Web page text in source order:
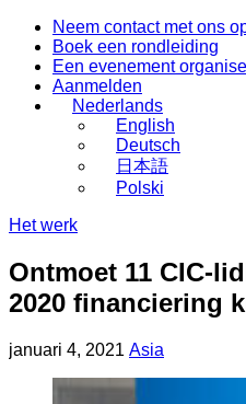
Neem contact met ons
Boek een rondleiding
Een evenement
Aanmelden
Nederlands
English
Deutsch
日本語
Polski
Het werk
Ontmoet 11 CIC-
2020 financiering
Geplaatst
januari 4, 2021 Bijgewerkt
mei
Asia